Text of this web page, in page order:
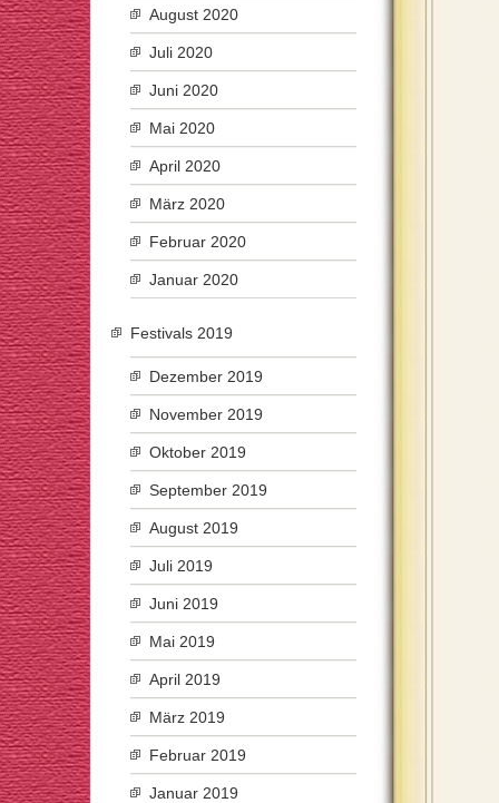
August 2020
Juli 2020
Juni 2020
Mai 2020
April 2020
März 2020
Februar 2020
Januar 2020
Festivals 2019
Dezember 2019
November 2019
Oktober 2019
September 2019
August 2019
Juli 2019
Juni 2019
Mai 2019
April 2019
März 2019
Februar 2019
Januar 2019